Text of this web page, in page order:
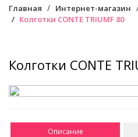
Главная Интернет-магазин
Колготки CONTE TRIUMF 80
Колготки CONTE
Описание